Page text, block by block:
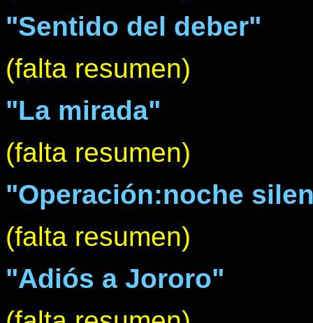
"Sentido del deber"
(falta resumen)
"La mirada"
(falta resumen)
"Operación:noche
(falta resumen)
"Adiós a Jororo"